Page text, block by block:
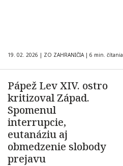
19. 02. 2026 | ZO ZAHRANIČIA | 6 min. čítania
Pápež Lev XIV. ostro
kritizoval Západ.
Spomenul
interrupcie,
eutanáziu aj
obmedzenie slobody
prejavu